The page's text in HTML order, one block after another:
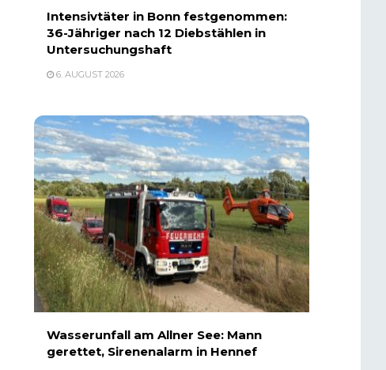
Intensivtäter in Bonn festgenommen:
36-Jähriger nach 12 Diebstählen in
Untersuchungshaft
6. AUGUST 2026
Wasserunfall am Allner See: Mann
gerettet, Sirenenalarm in Hennef